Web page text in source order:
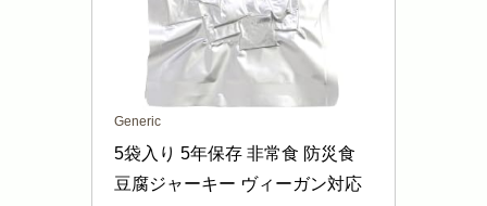
Generic
5袋入り 5年保存 非常食 防災食
豆腐ジャーキー ヴィーガン対応